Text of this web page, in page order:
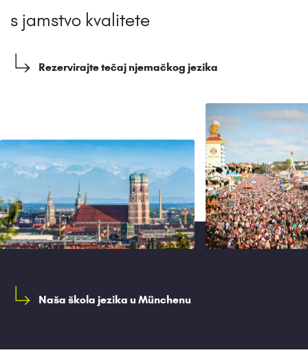
s jamstvo kvalitete
Rezervirajte tečaj njemačkog jezika
Naša škola jezika u Münchenu